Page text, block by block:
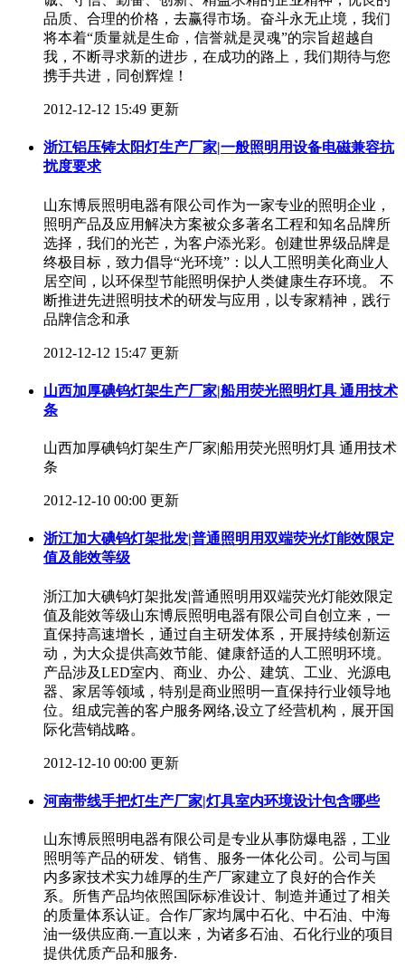
品质、合理的价格，去赢得市场。奋斗永无止境，我们
将本着“质量就是生命，信誉就是灵魂”的宗旨超越自
我，不断寻求新的进步，在成功的路上，我们期待与您
携手共进，同创辉煌！
2012-12-12 15:49 更新
浙江铝压铸太阳灯生产厂家|一般照明用设备电磁兼容抗
扰度要求
山东博辰照明电器有限公司作为一家专业的照明企业，
照明产品及应用解决方案被众多著名工程和知名品牌所
选择，我们的光芒，为客户添光彩。创建世界级品牌是
终极目标，致力倡导“光环境”：以人工照明美化商业人
居空间，以环保型节能照明保护人类健康生存环境。 不
断推进先进照明技术的研发与应用，以专家精神，践行
品牌信念和承
2012-12-12 15:47 更新
山西加厚碘钨灯架生产厂家|船用荧光照明灯具 通用技术
条
山西加厚碘钨灯架生产厂家|船用荧光照明灯具 通用技术
条
2012-12-10 00:00 更新
浙江加大碘钨灯架批发|普通照明用双端荧光灯能效限定
值及能效等级
浙江加大碘钨灯架批发|普通照明用双端荧光灯能效限定
值及能效等级山东博辰照明电器有限公司自创立来，一
直保持高速增长，通过自主研发体系，开展持续创新运
动，为大众提供高效节能、健康舒适的人工照明环境。
产品涉及LED室内、商业、办公、建筑、工业、光源电
器、家居等领域，特别是商业照明一直保持行业领导地
位。组成完善的客户服务网络,设立了经营机构，展开国
际化营销战略。
2012-12-10 00:00 更新
河南带线手把灯生产厂家|灯具室内环境设计包含哪些
山东博辰照明电器有限公司是专业从事防爆电器，工业
照明等产品的研发、销售、服务一体化公司。公司与国
内多家技术实力雄厚的生产厂家建立了良好的合作关
系。所售产品均依照国际标准设计、制造并通过了相关
的质量体系认证。合作厂家均属中石化、中石油、中海
油一级供应商.一直以来，为诸多石油、石化行业的项目
提供优质产品和服务.